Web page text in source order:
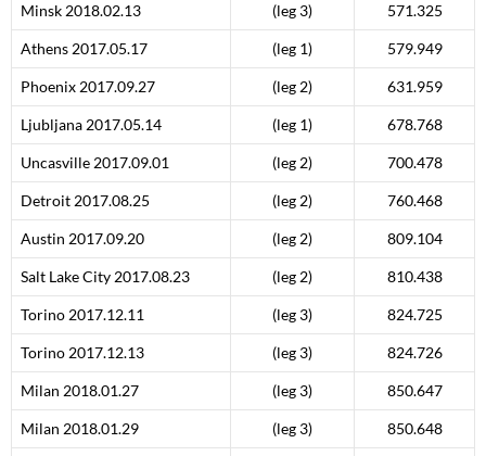
Minsk 2018.02.13 (leg 3) 571.325
Athens 2017.05.17 (leg 1) 579.949
Phoenix 2017.09.27 (leg 2) 631.959
Ljubljana 2017.05.14 (leg 1) 678.768
Uncasville 2017.09.01 (leg 2) 700.478
Detroit 2017.08.25 (leg 2) 760.468
Austin 2017.09.20 (leg 2) 809.104
Salt Lake City 2017.08.23 (leg 2) 810.438
Torino 2017.12.11 (leg 3) 824.725
Torino 2017.12.13 (leg 3) 824.726
Milan 2018.01.27 (leg 3) 850.647
Milan 2018.01.29 (leg 3) 850.648